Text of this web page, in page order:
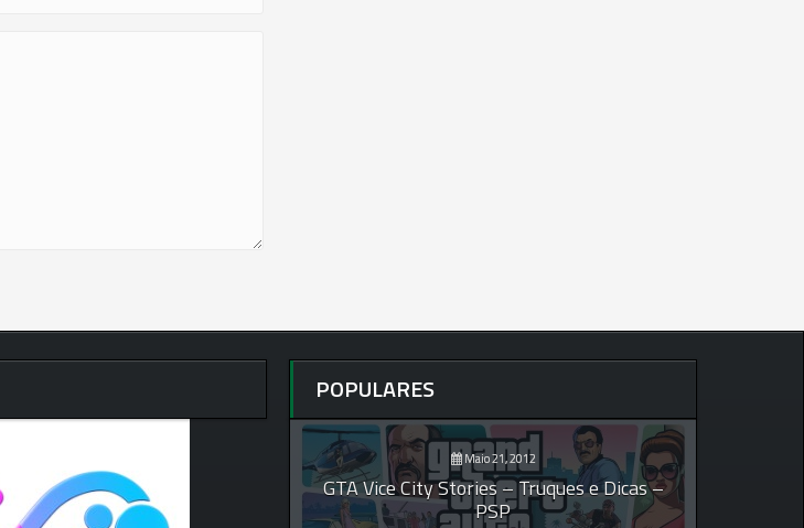
POPULARES
Maio 21, 2012
GTA Vice City Stories – Truques e Dicas –
PSP